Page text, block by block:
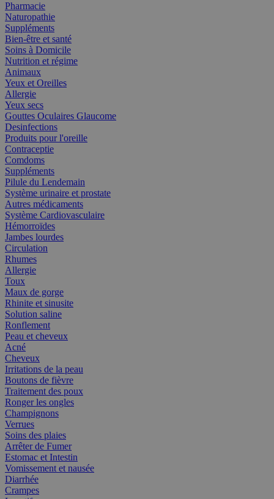
Pharmacie
Naturopathie
Suppléments
Bien-être et santé
Soins à Domicile
Nutrition et régime
Animaux
Yeux et Oreilles
Allergie
Yeux secs
Gouttes Oculaires Glaucome
Desinfections
Produits pour l'oreille
Contraceptie
Comdoms
Suppléments
Pilule du Lendemain
Système urinaire et prostate
Autres médicaments
Système Cardiovasculaire
Hémorroïdes
Jambes lourdes
Circulation
Rhumes
Allergie
Toux
Maux de gorge
Rhinite et sinusite
Solution saline
Ronflement
Peau et cheveux
Acné
Cheveux
Irritations de la peau
Boutons de fièvre
Traitement des poux
Ronger les ongles
Champignons
Verrues
Soins des plaies
Arrêter de Fumer
Estomac et Intestin
Vomissement et nausée
Diarrhée
Crampes